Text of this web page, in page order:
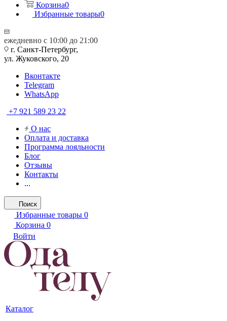
Корзина0
Избранные товары0
ежедневно с 10:00 до 21:00
г. Санкт-Петербург,
ул. Жуковского, 20
Вконтакте
Telegram
WhatsApp
+7 921 589 23 22
О нас
Оплата и доставка
Программа лояльности
Блог
Отзывы
Контакты
...
Поиск
Избранные товары 0
Корзина 0
Войти
Каталог